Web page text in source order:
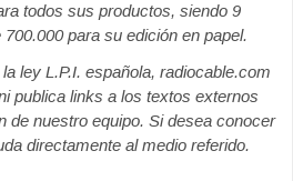
todos sus productos, siendo 9
para su edición en papel.
ley L.P.I. española, radiocable.com
publica links a los textos externos
de nuestro equipo. Si desea conocer
directamente al medio referido.